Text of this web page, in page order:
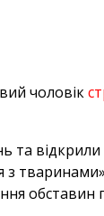
чоловік
та